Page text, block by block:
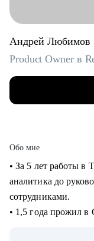
Андрей Любимов
Product Owner в
Обо мне
• За 5 лет работы в
аналитика до
сотрудниками.
• 1,5 года прожил в